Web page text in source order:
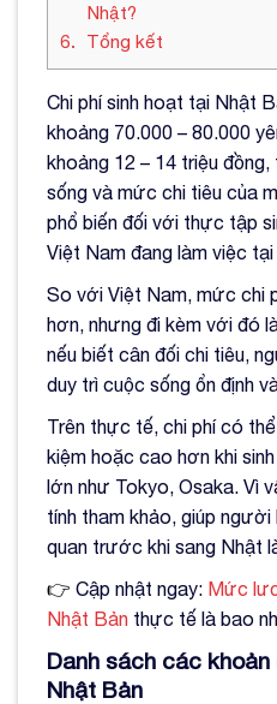
Nhật?
6
Tổng kết
Chi phí sinh hoạt tại Nhật
khoảng 70.000 – 80.000
khoảng 12 – 14 triệu
sống và mức chi tiêu của
phổ biến đối với thực tập
Việt Nam đang làm việc
So với Việt Nam, mức chi
hơn, nhưng đi kèm với đó
nếu biết cân đối chi tiêu,
duy trì cuộc sống ổn định
Trên thực tế, chi phí có
kiệm hoặc cao hơn khi
lớn như Tokyo, Osaka. Vì
tính tham khảo, giúp
quan trước khi sang Nhật
👉 Cập nhật ngay: Mức
Nhật Bản thực tế là bao
Danh sách các
Nhật Bản